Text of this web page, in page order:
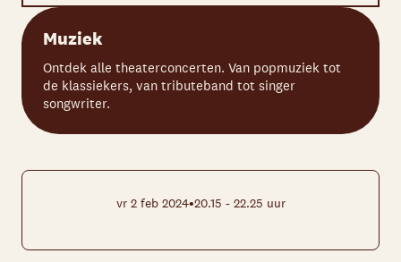
Muziek
Ontdek alle theaterconcerten. Van popmuziek tot
de klassiekers, van tributeband tot singer
songwriter.
vr 2 feb 2024•20.15 - 22.25 uur